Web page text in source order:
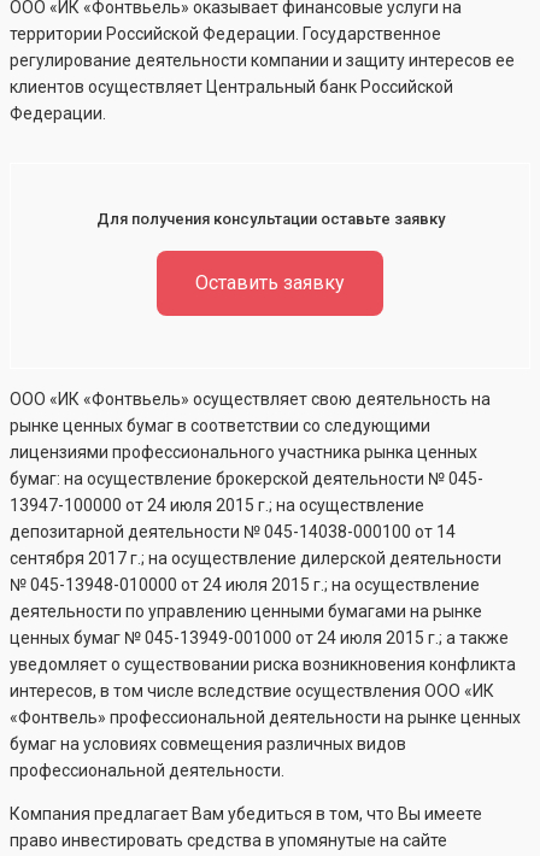
ООО «ИК «Фонтвьель» оказывает финансовые услуги на
территории Российской Федерации. Государственное
регулирование деятельности компании и защиту интересов ее
клиентов осуществляет Центральный банк Российской
Федерации.
Для получения консультации оставьте заявку
Оставить заявку
ООО «ИК «Фонтвьель» осуществляет свою деятельность на
рынке ценных бумаг в соответствии со следующими
лицензиями профессионального участника рынка ценных
бумаг: на осуществление брокерской деятельности №045-
13947-100000 от 24 июля 2015 г.; на осуществление
депозитарной деятельности №045-14038-000100 от 14
сентября 2017 г.; на осуществление дилерской деятельности
№045-13948-010000 от 24 июля 2015 г.; на осуществление
деятельности по управлению ценными бумагами на рынке
ценных бумаг №045-13949-001000 от 24 июля 2015 г.; а также
уведомляет о существовании риска возникновения конфликта
интересов, в том числе вследствие осуществления ООО «ИК
«Фонтвель» профессиональной деятельности на рынке ценных
бумаг на условиях совмещения различных видов
профессиональной деятельности.
Компания предлагает Вам убедиться в том, что Вы имеете
право инвестировать средства в упомянутые на сайте